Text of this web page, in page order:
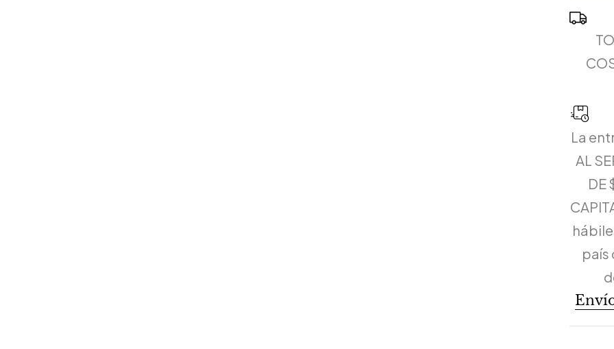
La
AL
DE
país